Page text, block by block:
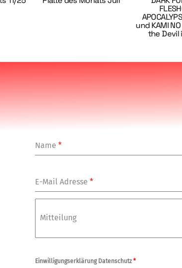
und KAMI NO
the Devil
Name*
E-Mail Adresse*
Mitteilung
Einwilligungserklärung Datenschutz*